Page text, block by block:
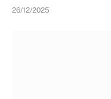
26/12/2025